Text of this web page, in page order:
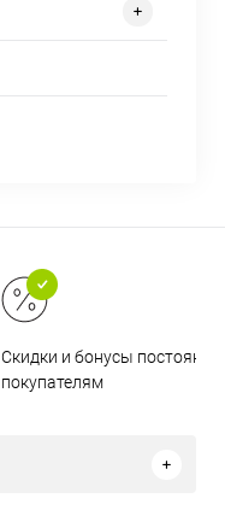
Скидки и бонусы
покупателям